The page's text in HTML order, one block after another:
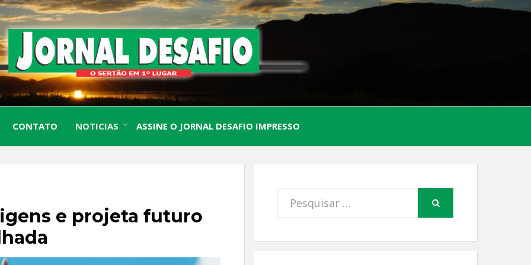
JORNAL
DESAFIO
O Sertão em 1º Lugar
CONTATO NOTICIAS ASSINE O JORNAL DESAFIO IMPRESSO
e projeta futuro
Procurar